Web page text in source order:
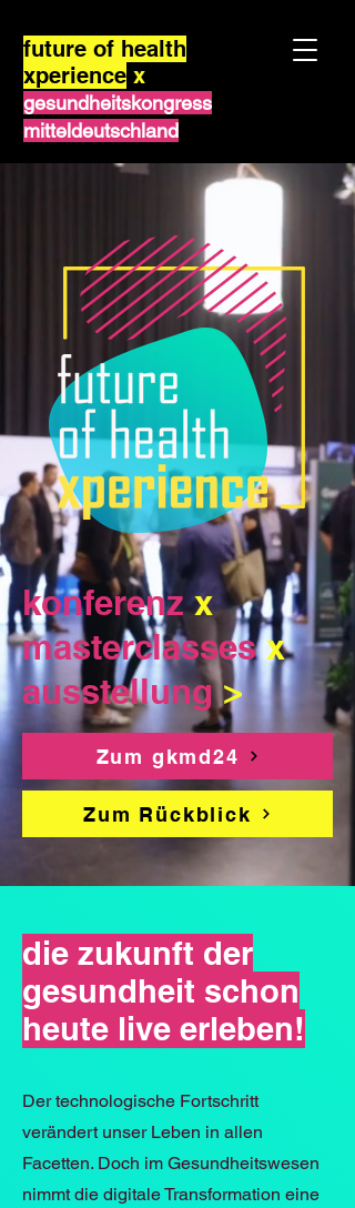
future of health
xperience x
gesundheitskongress
mitteldeutschland
konferenz x
masterclasses x
ausstellung>
Zum gkmd24
Zum Rückblick
die zukunft der
gesundheit schon
heute live erleben!
Der technologische Fortschritt
verändert unser Leben in allen
Facetten. Doch im Gesundheitswesen
nimmt die digitale Transformation eine